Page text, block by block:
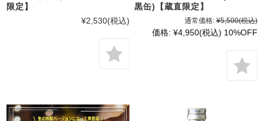
限定】
¥2,530(税込)
黒缶)【蔵直限定】
通常価格: ¥5,500(税込)
価格: ¥4,950(税込) 10%OFF